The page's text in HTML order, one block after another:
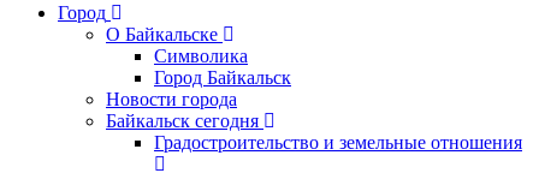
Город
О Байкальске
Символика
Город Байкальск
Новости города
Байкальск сегодня
Градостроительство и земельные отношения